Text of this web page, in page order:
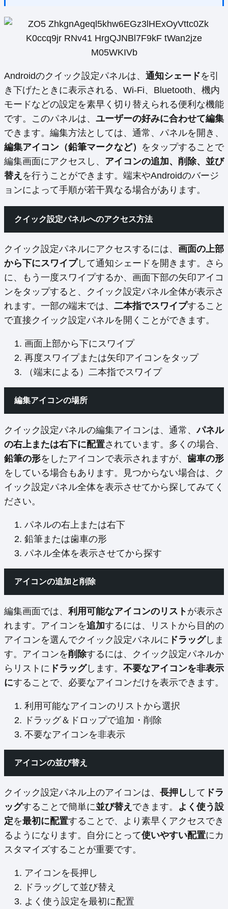
Androidのクイック設定パネルは、 通知シェードを引
き下げたときに表示される、Wi-Fi、Bluetooth、機内
モードなどの設定を素早く切り替えられる便利な機能
です。このパネルは、 ユーザーの好みに合わせて編集
できます。編集方法としては、通常、パネルを開き、
編集アイコン（鉛筆マークなど） をタップすることで
編集画面にアクセスし、 アイコンの追加、削除、並び
替え を行うことができます。端末やAndroidのバージ
ョンによって手順が若干異なる場合があります。
クイック設定パネルへのアクセス方法
クイック設定パネルにアクセスするには、 画面の上部
から下にスワイプして通知シェードを開きます。さら
に、もう一度スワイプするか、画面下部の矢印アイコ
ンをタップすると、クイック設定パネル全体が表示さ
れます。一部の端末では、 二本指でスワイプすること
で直接クイック設定パネルを開くことができます。
画面上部から下にスワイプ
再度スワイプまたは矢印アイコンをタップ
（端末による）二本指でスワイプ
編集アイコンの場所
クイック設定パネルの編集アイコンは、通常、パネル
の右上または右下に配置されています。多くの場合、
鉛筆の形をしたアイコンで表示されますが、 歯車の形
をしている場合もあります。見つからない場合は、ク
イック設定パネル全体を表示させてから探してみてく
ださい。
パネルの右上または右下
鉛筆または歯車の形
パネル全体を表示させてから探す
アイコンの追加と削除
編集画面では、 利用可能なアイコンのリスト が表示さ
れます。アイコンを追加するには、リストから目的の
アイコンを選んでクイック設定パネルに ドラッグしま
す。アイコンを削除するには、クイック設定パネルか
らリストに ドラッグします。 不要なアイコンを非表示
にすることで、必要なアイコンだけを表示できます。
利用可能なアイコンのリストから選択
ドラッグ＆ドロップで追加・削除
不要なアイコンを非表示
アイコンの並び替え
クイック設定パネル上のアイコンは、 長押し して ドラ
ッグすることで簡単に並び替え できます。 よく使う設
定を最初に配置することで、より素早くアクセスでき
るようになります。自分にとって使いやすい配置にカ
スタマイズすることが重要です。
アイコンを長押し
ドラッグして並び替え
よく使う設定を最初に配置